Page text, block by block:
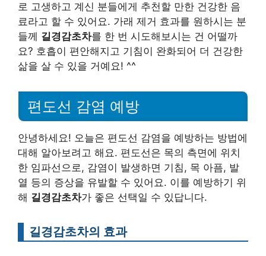
로 고생하고 계신 분들에게 추천할 만한 건강한 음
료라고 할 수 있어요. 가래 제거 효과를 원하시는 분
들께 길경감초차를 한 번 시도해보시는 건 어떨까
요? 호흡이 편안해지고 기침이 완화되어 더 건강한
삶을 살 수 있을 거예요! ^^
편도선 감염 예방
안녕하세요! 오늘은 편도선 감염을 예방하는 방법에
대해 알아보려고 해요. 편도선은 목의 측면에 위치
한 임파선으로, 감염이 발생하면 기침, 목 아픔, 발
열 등의 증상을 유발할 수 있어요. 이를 예방하기 위
해 길경감초차가 좋은 선택일 수 있답니다.
길경감초차의 효과